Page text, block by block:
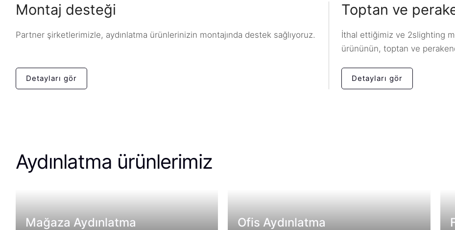
Montaj desteği
Partner şirketlerimizle, aydınlatma ürünlerinizin montajında destek sağlıyoruz.
Detayları gör
Toptan ve
İthal ettiğimiz ve 2slighting
ürününün, toptan ve
Detayları gör
Aydınlatma ürünlerimiz
Mağaza Aydınlatma Ofis Aydınlatma